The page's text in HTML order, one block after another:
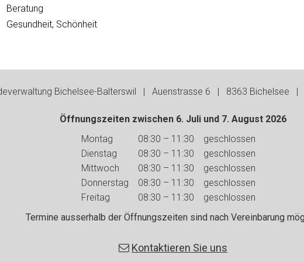
Beratung
Gesundheit, Schönheit
Bichelsee-Balterswil | Auenstrasse 6 | 8363 Bichelsee |
Öffnungszeiten zwischen 6. Juli und 7. August 2026
Wochentag
Vormittag Nachmittag
Montag 08:30 – 11:30
geschlossen
Dienstag
08:30 – 11:30
geschlossen
Mittwoch
08:30 – 11:30
geschlossen
Donnerstag
08:30 – 11:30
geschlossen
Freitag
08:30 – 11:30
geschlossen
Termine ausserhalb der Öffnungszeiten sind nach Vereinbarung
Kontaktieren Sie uns